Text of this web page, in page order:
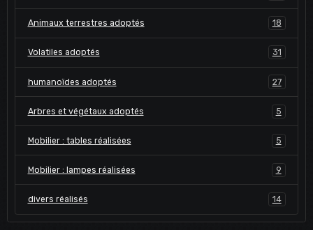
Animaux terrestres adoptés 18
Volatiles adoptés 31
humanoïdes adoptés 27
Arbres et végétaux adoptés 5
Mobilier : tables réalisées 5
Mobilier : lampes réalisées 9
divers réalisés 14